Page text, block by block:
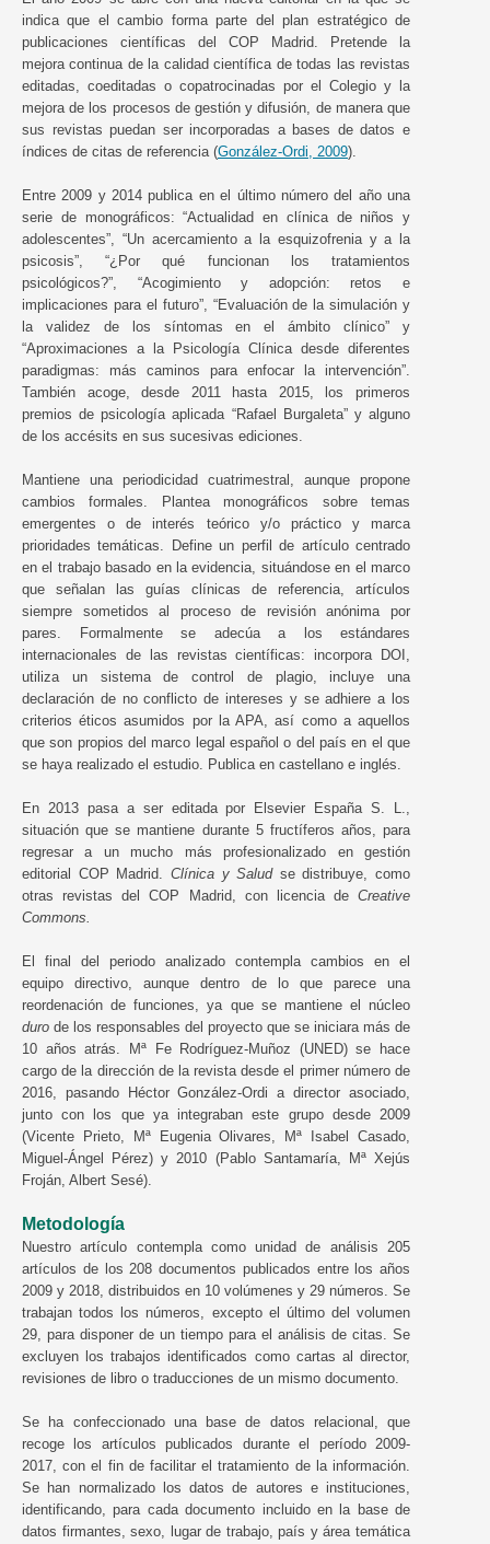
indica que el cambio forma parte del plan estratégico de
publicaciones científicas del COP Madrid. Pretende la
mejora continua de la calidad científica de todas las revistas
editadas, coeditadas o copatrocinadas por el Colegio y la
mejora de los procesos de gestión y difusión, de manera que
sus revistas puedan ser incorporadas a bases de datos e
índices de citas de referencia (González-Ordi, 2009).
Entre 2009 y 2014 publica en el último número del año una
serie de monográficos: “Actualidad en clínica de niños y
adolescentes”, “Un acercamiento a la esquizofrenia y a la
psicosis”, “¿Por qué funcionan los tratamientos
psicológicos?”, “Acogimiento y adopción: retos e
implicaciones para el futuro”, “Evaluación de la simulación y
la validez de los síntomas en el ámbito clínico” y
“Aproximaciones a la Psicología Clínica desde diferentes
paradigmas: más caminos para enfocar la intervención”.
También acoge, desde 2011 hasta 2015, los primeros
premios de psicología aplicada “Rafael Burgaleta” y alguno
de los accésits en sus sucesivas ediciones.
Mantiene una periodicidad cuatrimestral, aunque propone
cambios formales. Plantea monográficos sobre temas
emergentes o de interés teórico y/o práctico y marca
prioridades temáticas. Define un perfil de artículo centrado
en el trabajo basado en la evidencia, situándose en el marco
que señalan las guías clínicas de referencia, artículos
siempre sometidos al proceso de revisión anónima por
pares. Formalmente se adecúa a los estándares
internacionales de las revistas científicas: incorpora DOI,
utiliza un sistema de control de plagio, incluye una
declaración de no conflicto de intereses y se adhiere a los
criterios éticos asumidos por la APA, así como a aquellos
que son propios del marco legal español o del país en el que
se haya realizado el estudio. Publica en castellano e inglés.
En 2013 pasa a ser editada por Elsevier España S. L.,
situación que se mantiene durante 5 fructíferos años, para
regresar a un mucho más profesionalizado en gestión
editorial COP Madrid. Clínica y Saludse distribuye, como
otras revistas del COP Madrid, con licencia de Creative
Commons.
El final del periodo analizado contempla cambios en el
equipo directivo, aunque dentro de lo que parece una
reordenación de funciones, ya que se mantiene el núcleo
duro de los responsables del proyecto que se iniciara más de
10 años atrás. Mª Fe Rodríguez-Muñoz (UNED) se hace
cargo de la dirección de la revista desde el primer número de
2016, pasando Héctor González-Ordi a director asociado,
junto con los que ya integraban este grupo desde 2009
(Vicente Prieto, Mª Eugenia Olivares, Mª Isabel Casado,
Miguel-Ángel Pérez) y 2010 (Pablo Santamaría, Mª Xejús
Froján, Albert Sesé).
Metodología
Nuestro artículo contempla como unidad de análisis 205
artículos de los 208 documentos publicados entre los años
2009 y 2018, distribuidos en 10 volúmenes y 29 números. Se
trabajan todos los números, excepto el último del volumen
29, para disponer de un tiempo para el análisis de citas. Se
excluyen los trabajos identificados como cartas al director,
revisiones de libro o traducciones de un mismo documento.
Se ha confeccionado una base de datos relacional, que
recoge los artículos publicados durante el período 2009-
2017, con el fin de facilitar el tratamiento de la información.
Se han normalizado los datos de autores e instituciones,
identificando, para cada documento incluido en la base de
datos firmantes, sexo, lugar de trabajo, país y área temática